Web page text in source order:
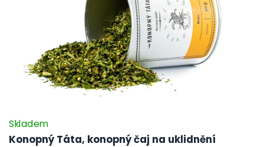
Konopný Táta, konopný čaj na uklidnění
Skladem